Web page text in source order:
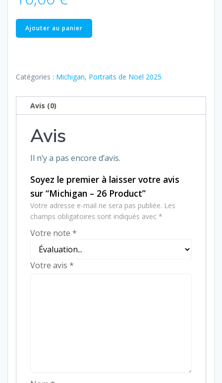
quantité
de
26
Ajouter au panier
Catégories : Michigan, Portraits de Noël 2025
Avis (0)
Avis
Il n’y a pas encore d’avis.
Soyez le premier à laisser votre avis
sur “Michigan – 26 Product”
Votre adresse e-mail ne sera pas publiée. Les
champs obligatoires sont indiqués avec *
Votre note *
Votre avis *